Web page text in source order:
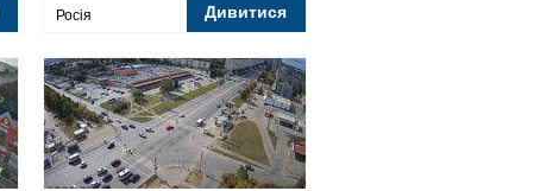
Росія Дивитися